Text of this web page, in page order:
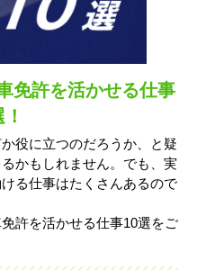
免許を活かせる仕事
役に立つのだろうか、と疑
かもしれません。でも、実
る仕事はたくさんあるので
許を活かせる仕事10選をご